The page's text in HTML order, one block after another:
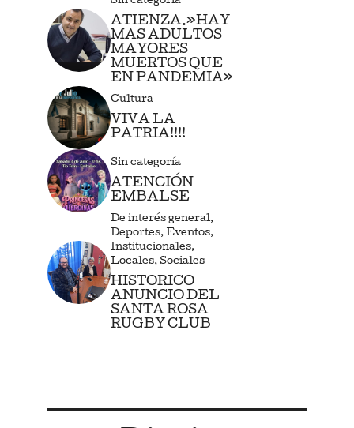
ATIENZA.»HAY
MAS ADULTOS
MAYORES
MUERTOS QUE
EN PANDEMIA»
Cultura
VIVA LA
PATRIA!!!!
Sin categoría
ATENCIÓN
EMBALSE
De interés general,
Deportes, Eventos,
Institucionales,
Locales, Sociales
HISTORICO
ANUNCIO DEL
SANTA ROSA
RUGBY CLUB